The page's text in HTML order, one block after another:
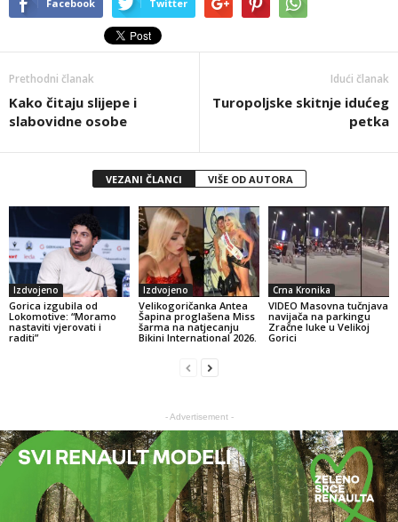
Facebook Twitter
Prethodni članak
Kako čitaju slijepe i
slabovidne osobe
Idući članak
Turopoljske skitnje idućeg
petka
VEZANI ČLANCI VIŠE OD AUTORA
Izdvojeno
Gorica izgubila od
Lokomotive: “Moramo
nastaviti vjerovati i
raditi”
Izdvojeno
Velikogoričanka Antea
Šapina proglašena Miss
šarma na natjecanju
Bikini International 2026.
Crna Kronika
VIDEO Masovna tučnjava
navijača na parkingu
Zračne luke u Velikoj
Gorici
- Advertisement -